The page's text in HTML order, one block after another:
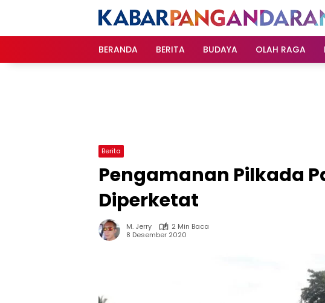
BERANDA
BERITA BUDAYA OLAH RAGA
Berita
Pengamanan Pilkada
Diperketat
M. Jerry
2 Min Baca
8 Desember 2020